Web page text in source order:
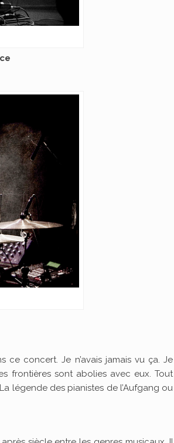
concert. Je n’avais jamais vu ça. Je
frontières sont abolies avec eux. Tout
légende des pianistes de l’Aufgang ou